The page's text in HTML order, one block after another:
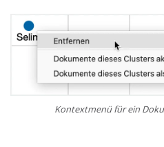
Kontextmenü für ein